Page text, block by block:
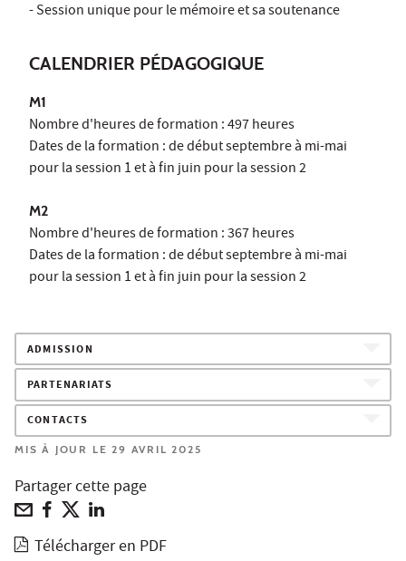
- Session unique pour le mémoire et sa soutenance
CALENDRIER PÉDAGOGIQUE
M1
Nombre d'heures de formation : 497 heures
Dates de la formation : de début septembre à mi-mai
pour la session 1 et à fin juin pour la session 2
M2
Nombre d'heures de formation : 367 heures
Dates de la formation : de début septembre à mi-mai
pour la session 1 et à fin juin pour la session 2
ADMISSION
PARTENARIATS
CONTACTS
MIS À JOUR LE 29 AVRIL 2025
Partager cette page
Télécharger en PDF